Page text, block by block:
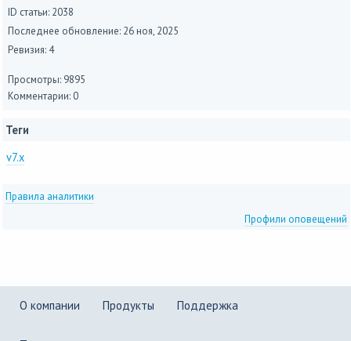
ID статьи: 2038
Последнее обновление: 26 ноя, 2025
Ревизия: 4
Просмотры: 9895
Комментарии: 0
Теги
v7.x
Правила аналитики
Профили оповещений
О компании Продукты Поддержка